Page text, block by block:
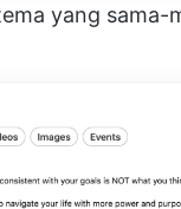
yang sama-